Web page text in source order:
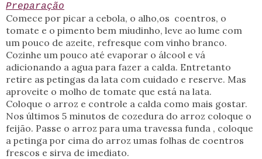
Preparação
Comece por picar a cebola, o alho,os coentros, o
tomate e o pimento bem miudinho, leve ao lume com
um pouco de azeite, refresque com vinho branco.
Cozinhe um pouco até evaporar o álcool e vá
adicionando a agua para fazer a calda. Entretanto
retire as petingas da lata com cuidado e reserve. Mas
aproveite o molho de tomate que está na lata.
Coloque o arroz e controle a calda como mais gostar.
Nos últimos 5 minutos de cozedura do arroz coloque o
feijão. Passe o arroz para uma travessa funda , coloque
a petinga por cima do arroz umas folhas de coentros
frescos e sirva de imediato.